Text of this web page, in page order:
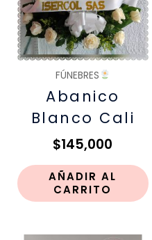
FÚNEBRES
Abanico
Blanco Cali
$145,000
AÑADIR AL
CARRITO